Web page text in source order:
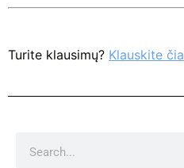
Turite klausimų? Klauskite čia